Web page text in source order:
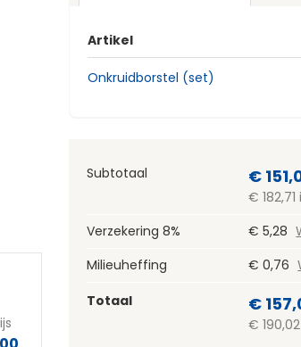
Artikel
Onkruidborstel (set)
Subtotaal €
€
Verzekering 8%
€ 5,28
Milieuheffing
€ 0,76
Totaal
€
€